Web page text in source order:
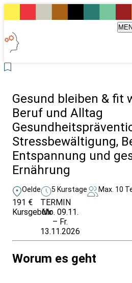
Gesund bleiben & fit
Beruf und Alltag
Stressbewältigung,
Entspannung und
Ernährung
Oelde 5 Kurstage Max. 10
191 €
Kursgebühr
TERMIN
Mo. 09.11.
– Fr.
13.11.2026
Worum es geht